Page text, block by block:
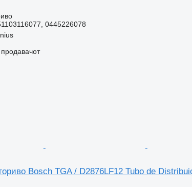
0445226078
продавачот
Bosch TGA / D2876LF12 Tubo de